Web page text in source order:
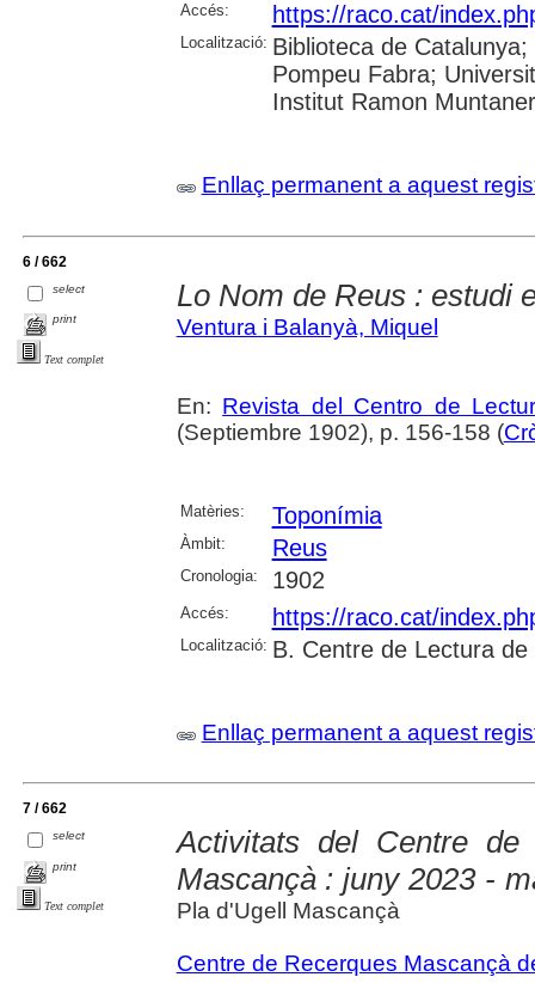
Accés: https://raco.cat/
Localització: Biblioteca de
Pompeu Fabra;
Institut Ramon Muntaner
Enllaç permanent a aquest
6 / 662
select
print
Text complet
Lo Nom de Reus : estudi
Ventura i Balanyà, Miquel
En: Revista del Centro de
(Septiembre 1902), p. 156-158 (
Matèries: Toponímia
Àmbit: Reus
Cronologia: 1902
Accés: https://raco.cat/
Localització: B. Centre de Lectura de
Enllaç permanent a aquest
7 / 662
select
print
Text complet
Activitats del Centre
Mascançà : juny 2023 -
Pla d'Ugell Mascançà
Centre de Recerques Mascançà